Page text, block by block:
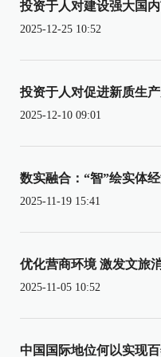
投资于人对建设强大国
2025-12-25 10:52
投资于人对促进新质生
2025-12-10 09:01
数实融合：“智”绘实体
2025-11-19 15:41
优化营商环境 激发文旅
2025-11-05 10:52
中国国际地位何以实现